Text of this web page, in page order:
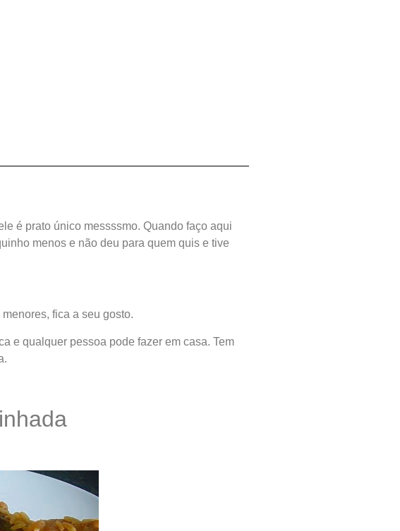
é prato único messssmo. Quando faço aqui
menos e não deu para quem quis e tive
fica a seu gosto.
e qualquer pessoa pode fazer em casa. Tem